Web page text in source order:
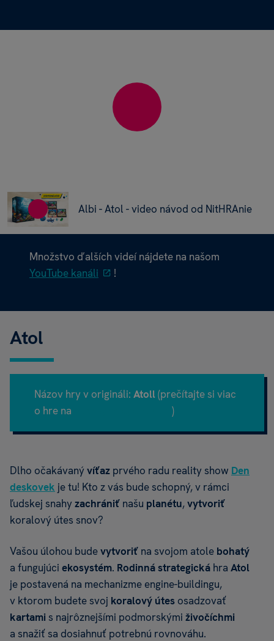
Albi - Atol - video návod od NitHRAnie
Množstvo ďalších videí nájdete na našom
YouTube kanáli
!
Atol
Názov hry v origináli: Atoll(prečítajte si viac
o hre na
)
Dlho očakávanývíťaz prvého radu reality show Den
deskovek je tu! Kto z vás bude schopný, v rámci
ľudskej snahyzachrániť našu planétu,vytvoriť
koralový útes snov?
Vašou úlohou budevytvoriť na svojom atole bohatý
a fungujúci ekosystém. Rodinná strategická hra Atol
je postavená na mechanizme engine-buildingu,
v ktorom budete svoj koralový útes osadzovať
kartami s najrôznejšími podmorskými živočíchmi
a snažiť sa dosiahnuť potrebnú rovnováhu.